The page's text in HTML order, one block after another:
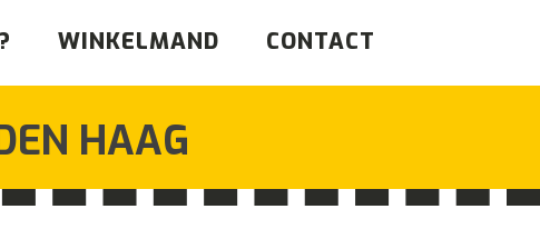
WINKELMAND CONTACT
HAAG